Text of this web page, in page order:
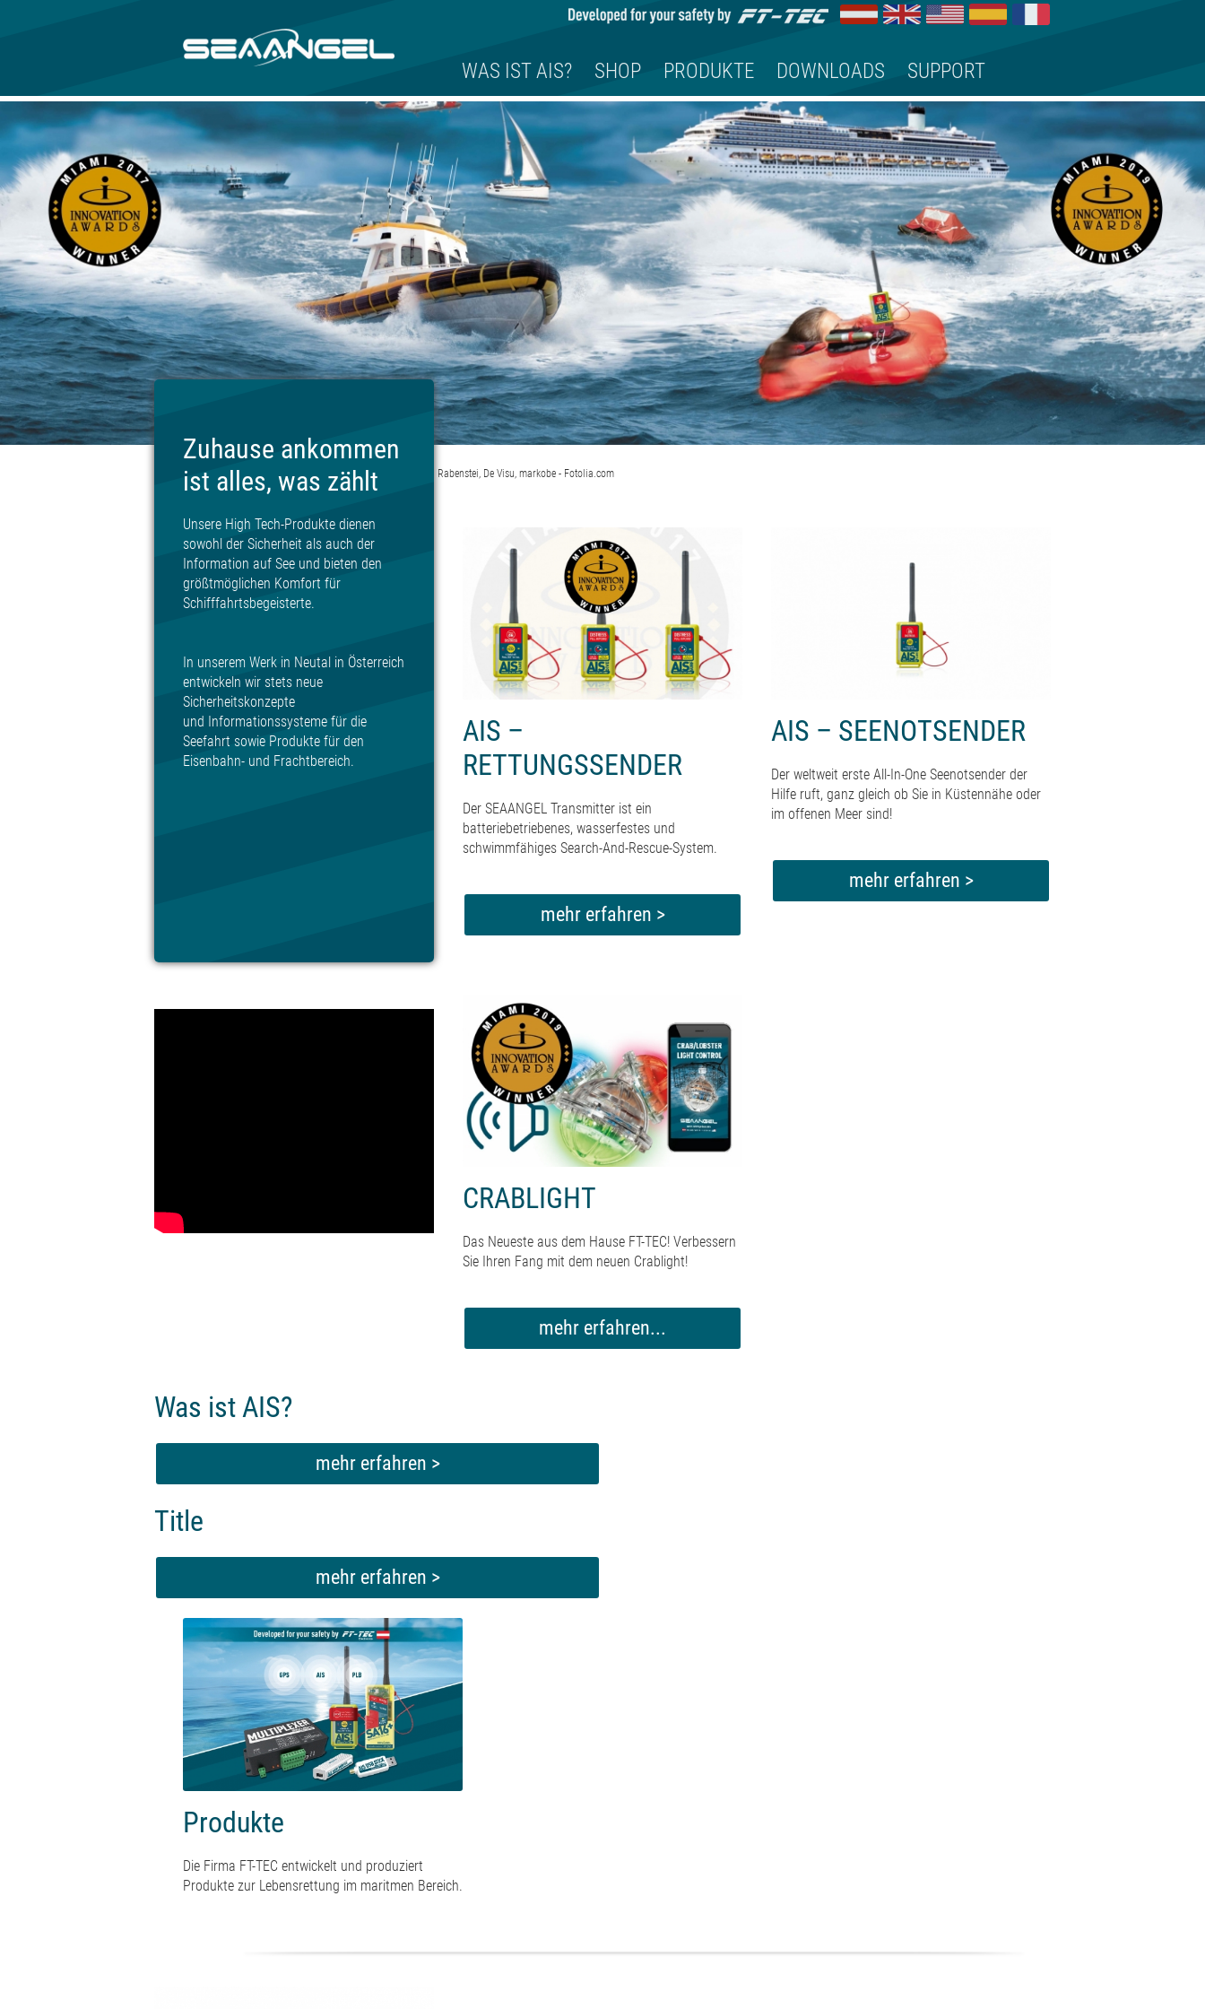
WAS IST AIS? SHOP PRODUKTE DOWNLOADS SUPPORT
© Eric Gevaert,h368k742, Nightman1965, Michael Bauer, Edler von Rabenstei, De Visu, markobe - Fotolia.com
Zuhause ankommen
ist alles, was zählt
Unsere High Tech-Produkte dienen
sowohl der Sicherheit als auch der
Information auf See und bieten den
größtmöglichen Komfort für
Schifffahrtsbegeisterte.
In unserem Werk in Neutal in Österreich
entwickeln wir stets neue
Sicherheitskonzepte
und Informationssysteme für die
Seefahrt sowie Produkte für den
Eisenbahn- und Frachtbereich.
AIS –
RETTUNGSSENDER
Der SEAANGEL Transmitter ist ein
batteriebetriebenes, wasserfestes und
schwimmfähiges Search-And-Rescue-System.
mehr erfahren >
AIS – SEENOTSENDER
Der weltweit erste All-In-One Seenotsender der
Hilfe ruft, ganz gleich ob Sie in Küstennähe oder
im offenen Meer sind!
mehr erfahren >
CRABLIGHT
Das Neueste aus dem Hause FT-TEC! Verbessern
Sie Ihren Fang mit dem neuen Crablight!
mehr erfahren...
Was ist AIS?
mehr erfahren >
Title
mehr erfahren >
Produkte
Die Firma FT-TEC entwickelt und produziert
Produkte zur Lebensrettung im maritmen Bereich.